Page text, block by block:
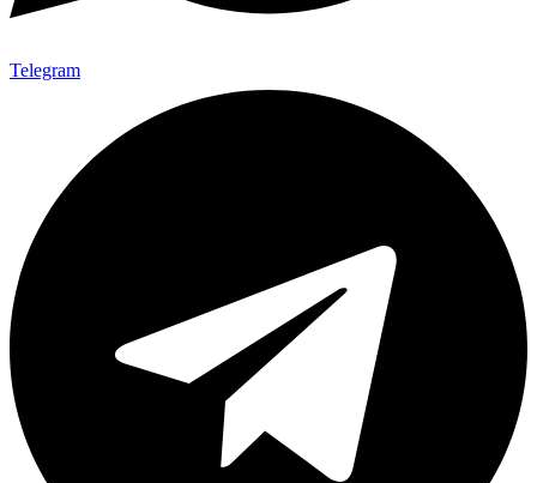
Telegram